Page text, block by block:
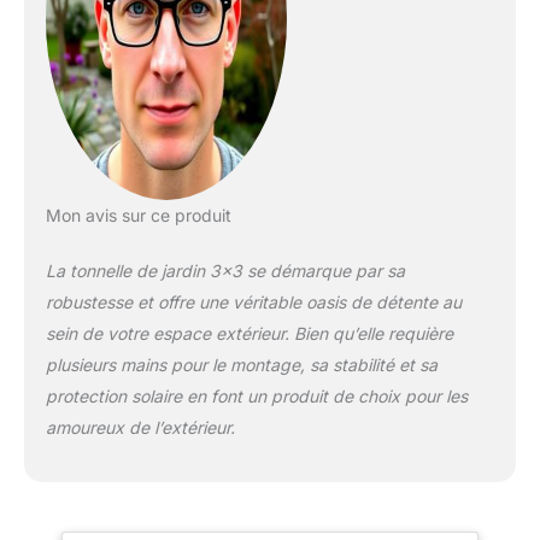
bâches creuses en carton
PC de 6 mm d'épaisseur
assurent une bonne
transmission de la lumière,
de sorte que le gazebo est
éclairé de manière claire et
uniforme ; et 4 bâches en
et la pluie, et montrent
également la belle vue
lorsque le gazebo est
fermé. ENVIRONNEMENT
LUMINEUX : La
conception de l'auvent en
Mon avis sur ce produit
La tonnelle de jardin 3×3 se démarque par sa
robustesse et offre une véritable oasis de détente au
sein de votre espace extérieur. Bien qu’elle requière
plusieurs mains pour le montage, sa stabilité et sa
protection solaire en font un produit de choix pour les
amoureux de l’extérieur.